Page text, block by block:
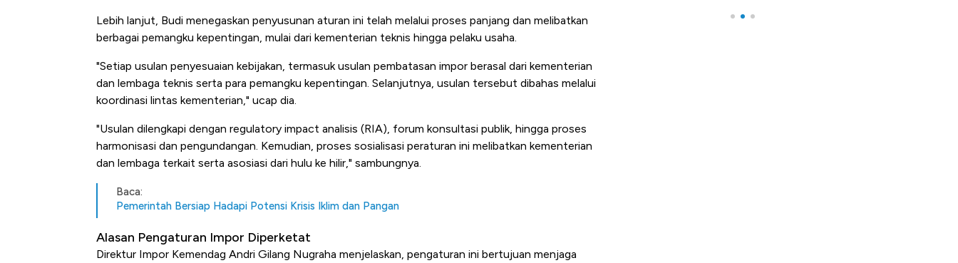
Lebih lanjut, Budi menegaskan penyusunan aturan ini telah melalui proses panjang dan melibatkan
berbagai pemangku kepentingan, mulai dari kementerian teknis hingga pelaku usaha.
"Setiap usulan penyesuaian kebijakan, termasuk usulan pembatasan impor berasal dari kementerian
dan lembaga teknis serta para pemangku kepentingan. Selanjutnya, usulan tersebut dibahas melalui
koordinasi lintas kementerian," ucap dia.
"Usulan dilengkapi dengan regulatory impact analisis (RIA), forum konsultasi publik, hingga proses
harmonisasi dan pengundangan. Kemudian, proses sosialisasi peraturan ini melibatkan kementerian
dan lembaga terkait serta asosiasi dari hulu ke hilir," sambungnya.
Baca:
Pemerintah Bersiap Hadapi Potensi Krisis Iklim dan Pangan
Alasan Pengaturan Impor Diperketat
Direktur Impor Kemendag Andri Gilang Nugraha menjelaskan, pengaturan ini bertujuan menjaga